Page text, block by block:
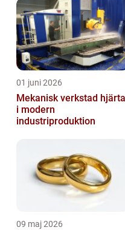
01 juni 2026
Mekanisk verkstad hjärtat
i modern
industriproduktion
09 maj 2026